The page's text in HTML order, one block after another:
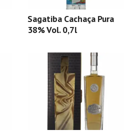
Sagatiba Cachaça Pura
38% Vol. 0,7l